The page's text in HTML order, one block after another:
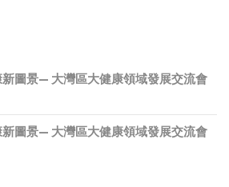
圖景— 大灣區大健康領域發展交流會
圖景— 大灣區大健康領域發展交流會